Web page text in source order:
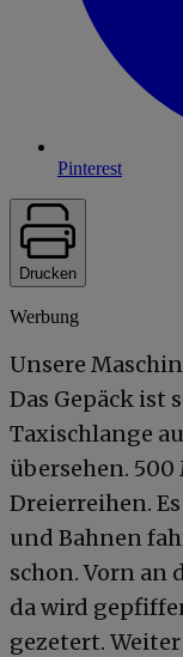
Pinterest
Drucken
Werbung
Unsere
Das Gepäck ist
Taxischlange
übersehen.
Dreierreihen.
und Bahnen
schon. Vorn an
da wird
gezetert.